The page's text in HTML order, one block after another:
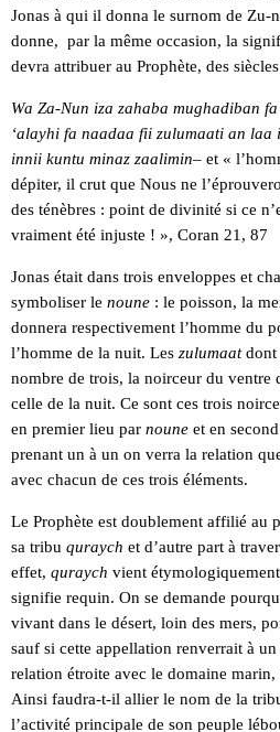
Jonas à qui il donna le surnom de Zu-
donne, par la même occasion, la
devra attribuer au Prophète, des
Wa Za-Nun iza zahaba mughadiban
‘alayhi fa naadaa fii zulumaati an
innii kuntu minaz zaalimin– et «
dépiter, il crut que Nous ne
des ténèbres : point de divinité si ce
vraiment été injuste ! », Coran 21, 87
Jonas était dans trois enveloppes et
symboliser le noune : le poisson, la
donnera respectivement l’homme du
l’homme de la nuit. Les zulumaatdont
nombre de trois, la noirceur du ventre
celle de la nuit. Ce sont ces trois
en premier lieu par noune et en
prenant un à un on verra la relation
avec chacun de ces trois éléments.
Le Prophète est doublement affilié au
sa tribu quraych et d’autre part à
effet, quraych vient
signifie requin. On se demande
vivant dans le désert, loin des mers,
sauf si cette appellation renverrait à
relation étroite avec le domaine marin,
Ainsi faudra-t-il allier le nom de la
l’activité principale de son peuple